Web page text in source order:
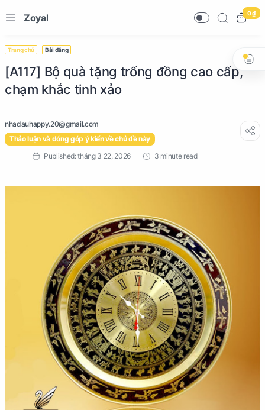
Zoyal 0 ₫
Trang chủ Bài đăng
[A117] Bộ quà tặng trống đồng cao cấp,
chạm khắc tinh xảo
Thảo luận và đóng góp ý kiến về chủ đề này
3 minute read